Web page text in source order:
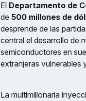
El Departamento de
de 500 millones de
desprende de las
central el desarrollo de
semiconductores en
extranjeras vulnerables
La multimillonaria